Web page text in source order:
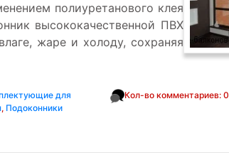
полиуретанового клея
высококачественной ПВХ
жаре и холоду, сохраняя
для
, Подоконники
Кол-во комментариев: 0